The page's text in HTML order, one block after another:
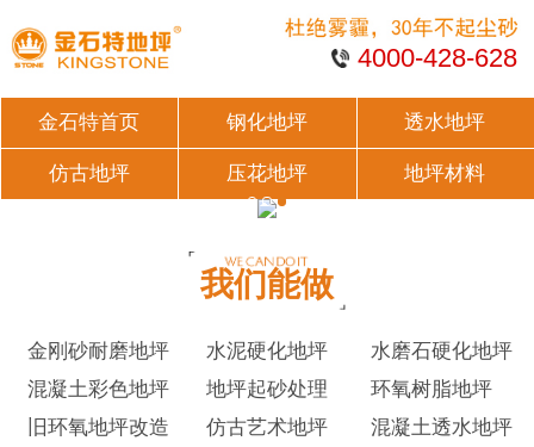
4000-428-628
金石特首页 钢化地坪 透水地坪
仿古地坪 压花地坪 地坪材料
我们能做
金刚砂耐磨地坪 水泥硬化地坪
水磨石硬化地坪
混凝土彩色地坪
地坪起砂处理
环氧树脂地坪
旧环氧地坪改造
仿古艺术地坪 混凝土透水地坪